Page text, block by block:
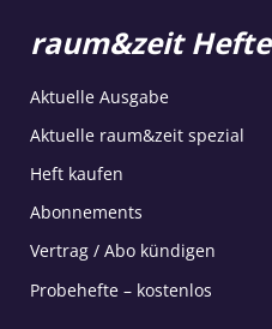
raum&zeit Hefte
Aktuelle Ausgabe
Aktuelle raum&zeit spezial
Heft kaufen
Abonnements
Vertrag / Abo kündigen
Probehefte – kostenlos